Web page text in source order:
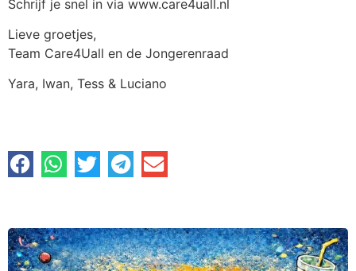
Schrijf je snel in via www.care4uall.nl
Lieve groetjes,
Team Care4Uall en de Jongerenraad
Yara, Iwan, Tess & Luciano